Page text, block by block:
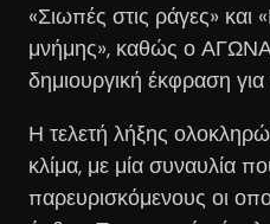
«Σιωπές στις ράγες» και
μνήμης», καθώς ο
δημιουργική έκφραση για
Η τελετή λήξης
κλίμα, με μία συναυλία
παρευρισκόμενους οι